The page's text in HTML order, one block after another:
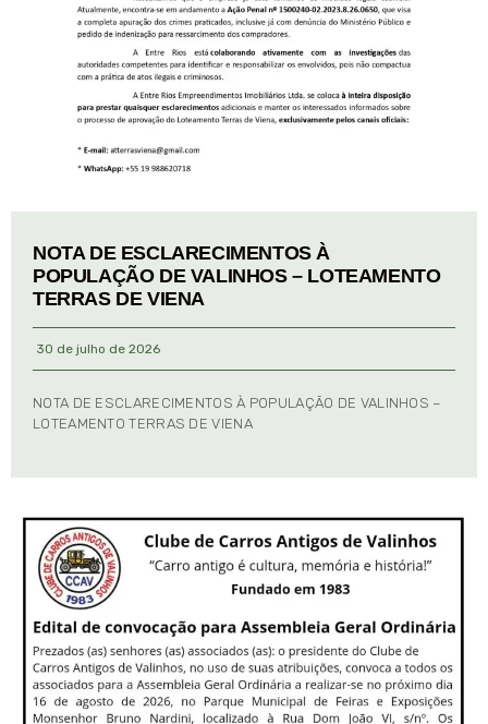
NOTA DE ESCLARECIMENTOS À
POPULAÇÃO DE VALINHOS – LOTEAMENTO
TERRAS DE VIENA
30 de julho de 2026
NOTA DE ESCLARECIMENTOS À POPULAÇÃO DE VALINHOS –
LOTEAMENTO TERRAS DE VIENA